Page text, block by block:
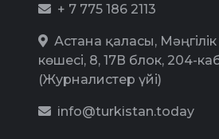
+ 7 775 186 2113
Астана қаласы,
көшесі, 8, 17В блок, 204-
(Журналистер үйі)
info@turkistan.today